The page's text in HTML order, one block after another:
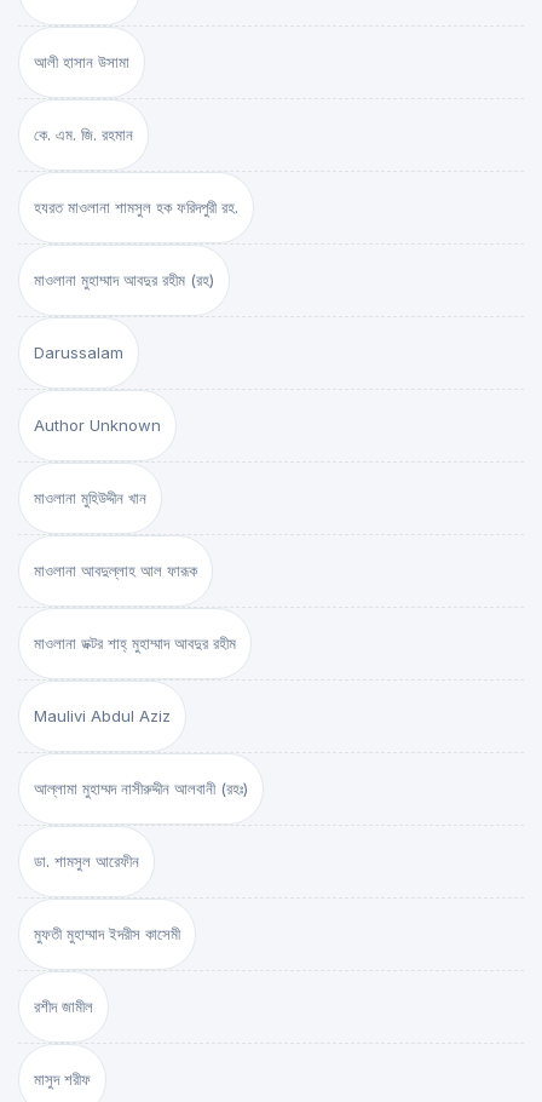
আলী হাসান উসামা
কে. এম. জি. রহমান
হযরত মাওলানা শামসুল হক ফরিদপুরী রহ.
মাওলানা মুহাম্মাদ আবদুর রহীম (রহ)
Darussalam
Author Unknown
মাওলানা মুহিউদ্দীন খান
মাওলানা আবদুল্লাহ আল ফারূক
মাওলানা ডক্টর শাহ্‌ মুহাম্মাদ আবদুর রহীম
Maulivi Abdul Aziz
আল্লামা মুহাম্মদ নাসীরুদ্দীন আলবানী (রহঃ)
ডা. শামসুল আরেফীন
মুফতী মুহাম্মাদ ইদরীস কাসেমী
রশীদ জামীল
মাসুদ শরীফ